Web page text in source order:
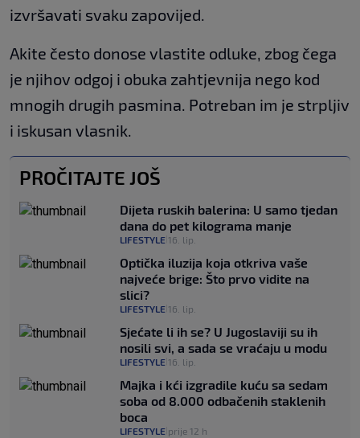
izvršavati svaku zapovijed.
Akite često donose vlastite odluke, zbog čega
je njihov odgoj i obuka zahtjevnija nego kod
mnogih drugih pasmina. Potreban im je strpljiv
i iskusan vlasnik.
PROČITAJTE JOŠ
Dijeta ruskih balerina: U samo tjedan
dana do pet kilograma manje
LIFESTYLE 16. lip.
Optička iluzija koja otkriva vaše
najveće brige: Što prvo vidite na
slici?
LIFESTYLE 16. lip.
Sjećate li ih se? U Jugoslaviji su ih
nosili svi, a sada se vraćaju u modu
LIFESTYLE 16. lip.
Majka i kći izgradile kuću sa sedam
soba od 8.000 odbačenih staklenih
boca
LIFESTYLE prije 12 h